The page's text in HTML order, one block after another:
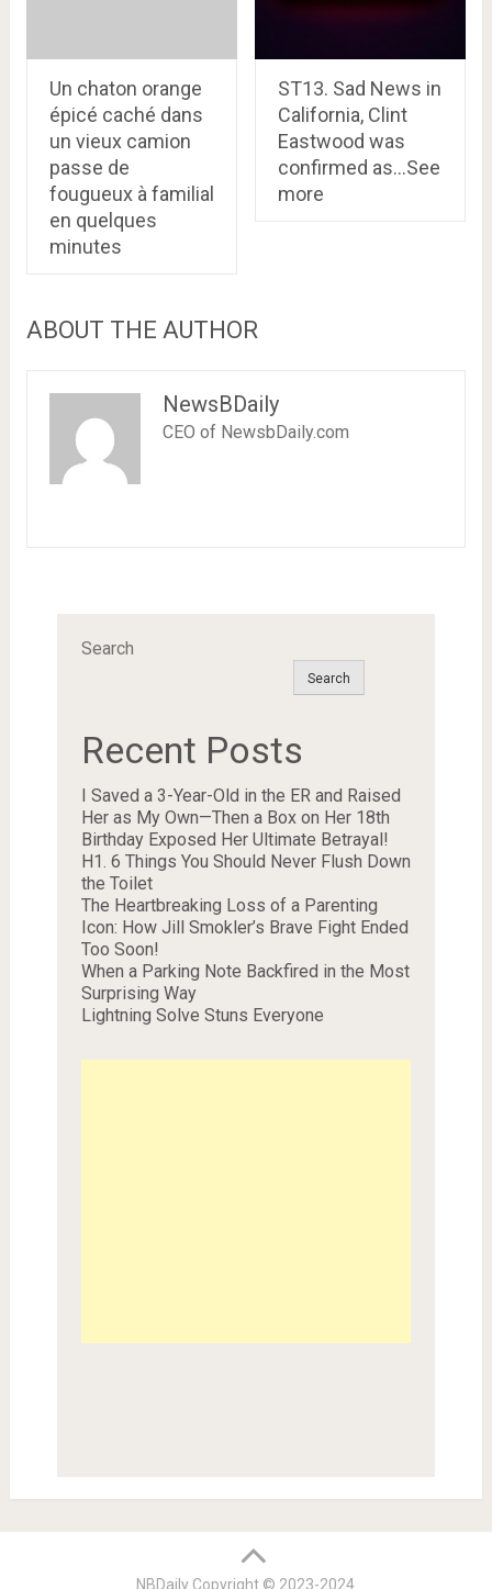
Un chaton orange
épicé caché dans
un vieux camion
passe de
fougueux à familial
en quelques
minutes
ST13. Sad News in
California, Clint
Eastwood was
confirmed as…See
more
ABOUT THE AUTHOR
NewsBDaily
CEO of NewsbDaily.com
Search
Search
Recent Posts
I Saved a 3-Year-Old in the ER and Raised
Her as My Own—Then a Box on Her 18th
Birthday Exposed Her Ultimate Betrayal!
H1. 6 Things You Should Never Flush Down
the Toilet
The Heartbreaking Loss of a Parenting
Icon: How Jill Smokler’s Brave Fight Ended
Too Soon!
When a Parking Note Backfired in the Most
Surprising Way
Lightning Solve Stuns Everyone
NBDaily Copyright © 2023-2024